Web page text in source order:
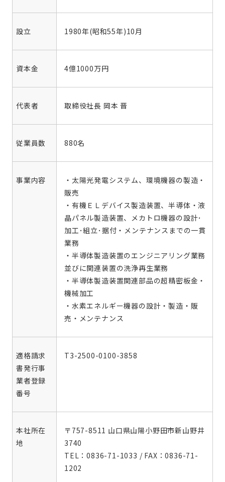
設立 1980年(昭和55年)10月
資本金 4億1000万円
代表者 取締役社長 岡本 晋
従業員数 880名
事業内容
・太陽光発電システム、環境機器の製造・
販売
・有機ＥＬデバイス製造装置、半導体・液
晶パネル製造装置、メカトロ機器の設計･
加工･組立･据付・メンテナンスまでの一貫
業務
・半導体製造装置のエンジニアリング業務
並びに関連装置の洗浄再生業務
・半導体製造装置関連部品の超精密板金・
機械加工
・水素エネルギー機器の設計・製造・販
売・メンテナンス
適格請求
書発行事
業者登録
番号
T3-2500-0100-3858
本社所在
地
〒757-8511 山口県山陽小野田市新山野井
3740
TEL：0836-71-1033 / FAX：0836-71-
1202